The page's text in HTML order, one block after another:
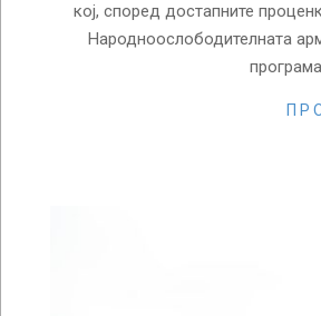
кој, според достапните
Народноослободителната